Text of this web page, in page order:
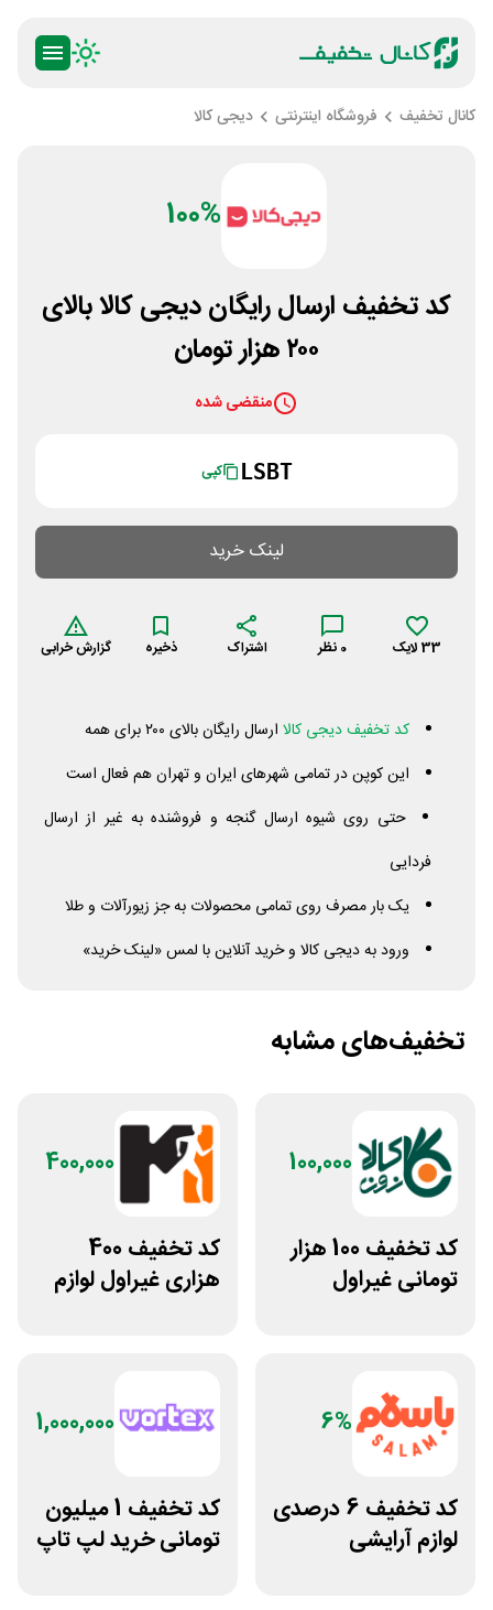
کانال تخفیف فروشگاه اینترنتی دیجی کالا
100%
کد تخفیف ارسال رایگان دیجی کالا بالای
۲۰۰ هزار تومان
منقضی شده
LSBT کپی
لینک خرید
33لایک 0 نظر اشتراک ذخیره گزارش خرابی
کد تخفیف دیجی کالا ارسال رایگان بالای ۲۰۰ برای همه
این کوپن در تمامی شهرهای ایران و تهران هم فعال است
حتی روی شیوه ارسال گنجه و فروشنده به غیر از ارسال
فردایی
یک بار مصرف روی تمامی محصولات به جز زیورآلات و طلا
ورود به دیجی کالا و خرید آنلاین با لمس «لینک خرید»
تخفیف‌های مشابه
100,000
کد تخفیف 100 هزار
تومانی غیراول
400,000
کد تخفیف 400
هزاری غیراول لوازم
6%
کد تخفیف 6 درصدی
لوازم آرایشی
1,000,000
کد تخفیف 1 میلیون
تومانی خرید لپ تاپ